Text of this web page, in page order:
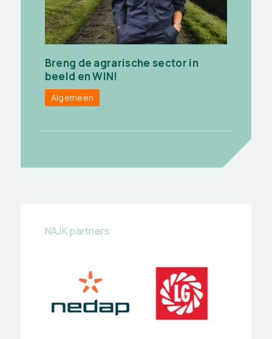
Breng de agrarische sector in
beeld en WIN!
Algemeen
NAJK partners